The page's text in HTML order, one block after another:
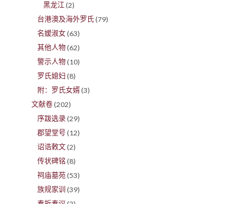
黑龙江 (2)
台港澳及海外罗氏 (79)
名嫒淑女 (63)
其他人物 (62)
警示人物 (10)
罗氏媳妇 (8)
附：罗氏女婿 (3)
文献卷 (202)
序跋选录 (29)
郡望堂号 (12)
诏诰敕文 (2)
传状碑铭 (8)
祠庙墓苑 (53)
族规家训 (39)